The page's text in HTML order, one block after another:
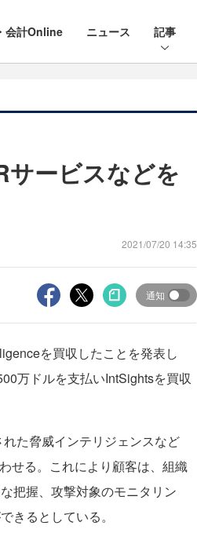
会計Online ニュース 記事
ービスなどを
2021/07/20 14:35
通知
を買収したことを発表し
万ドルを支払いIntSightsを買収
た脅威インテリジェンスなど
せる。これにより顧客は、組織
把握、攻撃対象のモニタリン
きるとしている。